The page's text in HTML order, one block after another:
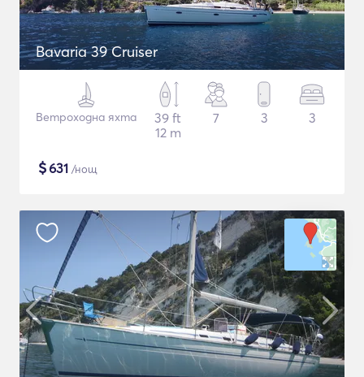
Bavaria 39 Cruiser
Ветроходна яхта
39 ft
12 m
7 3 3
$631 /нощ